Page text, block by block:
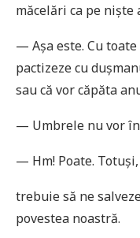
măcelări ca pe niște
— Așa este. Cu
pactizeze cu
sau că vor căpăta
— Umbrele nu vor
— Hm! Poate.
trebuie să ne
povestea noastră.